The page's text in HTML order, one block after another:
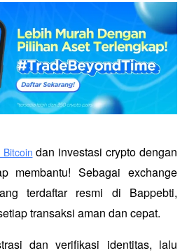
Bitcoin dan investasi crypto dengan
membantu! Sebagai exchange
terdaftar resmi di Bappebti,
transaksi aman dan cepat.
dan verifikasi identitas, lalu